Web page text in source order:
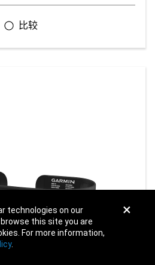
technologies on our
this site you are
For more information,
.
×